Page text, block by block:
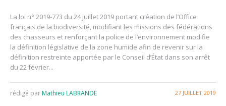
La loi n° 2019-773 du 24 juillet 2019 portant création de l’Office
français de la biodiversité, modifiant les missions des fédérations
des chasseurs et renforçant la police de l’environnement modifie
la définition législative de la zone humide afin de revenir sur la
définition restreinte apportée par le Conseil d’État dans son arrêt
du 22 février...
27 JUILLET 2019
rédigé parMathieu LABRANDE